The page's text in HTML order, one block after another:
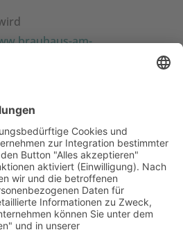
am-
Datenschutz Links
powered bygrafix.house